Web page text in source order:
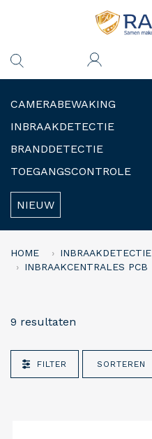
CAMERABEWAKING
INBRAAKDETECTIE
BRANDDETECTIE
TOEGANGSCONTROLE
NIEUW
HOME
INBRAAKDETECTIE
INBRAAKCENTRALES PCB
9 resultaten
FILTER SORTEREN